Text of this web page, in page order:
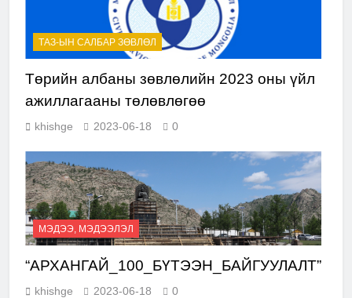
ТАЗ-ЫН САЛБАР ЗӨВЛӨЛ
Төрийн албаны зөвлөлийн 2023 оны үйл
ажиллагааны төлөвлөгөө
khishge 2023-06-18 0
МЭДЭЭ, МЭДЭЭЛЭЛ
“АРХАНГАЙ_100_БҮТЭЭН_БАЙГУУЛАЛТ”
khishge 2023-06-18 0